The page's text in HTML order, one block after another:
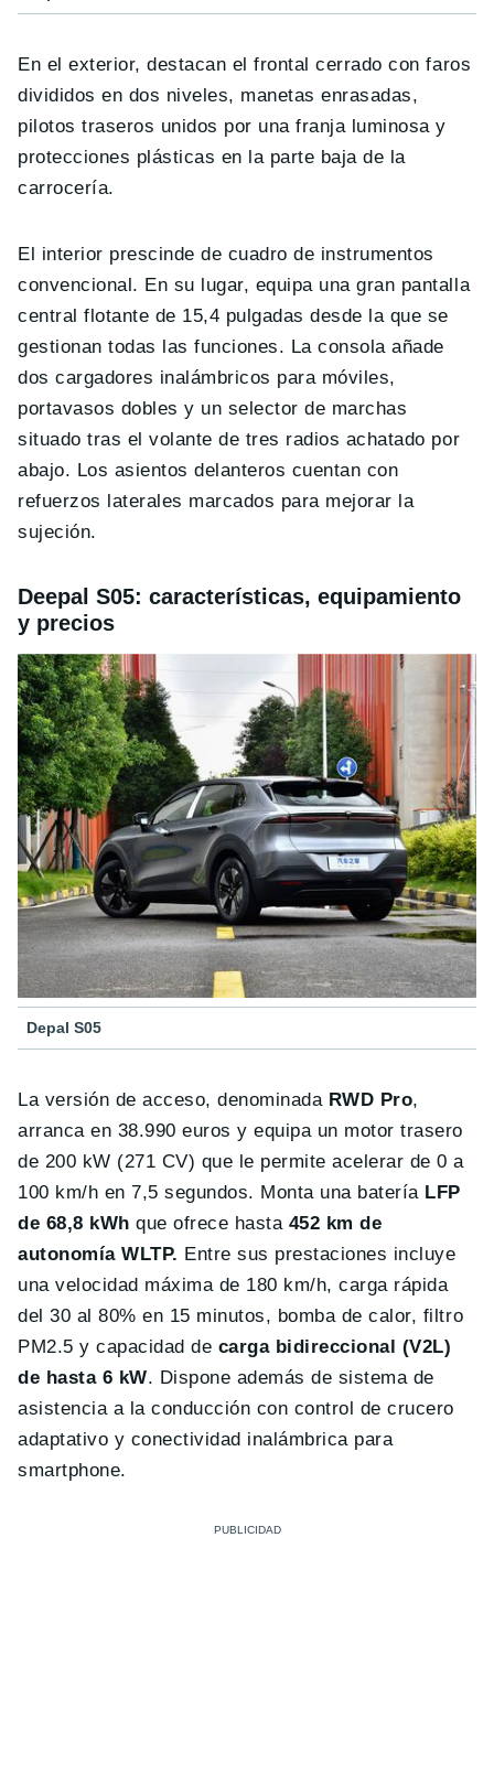
En el exterior, destacan el frontal cerrado con faros
divididos en dos niveles, manetas enrasadas,
pilotos traseros unidos por una franja luminosa y
protecciones plásticas en la parte baja de la
carrocería.
El interior prescinde de cuadro de instrumentos
convencional. En su lugar, equipa una gran pantalla
central flotante de 15,4 pulgadas desde la que se
gestionan todas las funciones. La consola añade
dos cargadores inalámbricos para móviles,
portavasos dobles y un selector de marchas
situado tras el volante de tres radios achatado por
abajo. Los asientos delanteros cuentan con
refuerzos laterales marcados para mejorar la
sujeción.
Deepal S05: características, equipamiento
y precios
Depal S05
La versión de acceso, denominada RWD Pro,
arranca en 38.990 euros y equipa un motor trasero
de 200 kW (271 CV) que le permite acelerar de 0 a
100 km/h en 7,5 segundos. Monta una batería LFP
de 68,8 kWh que ofrece hasta452 km de
autonomía WLTP. Entre sus prestaciones incluye
una velocidad máxima de 180 km/h, carga rápida
del 30 al 80% en 15 minutos, bomba de calor, filtro
PM2.5 y capacidad de carga bidireccional (V2L)
de hasta 6 kW. Dispone además de sistema de
asistencia a la conducción con control de crucero
adaptativo y conectividad inalámbrica para
smartphone.